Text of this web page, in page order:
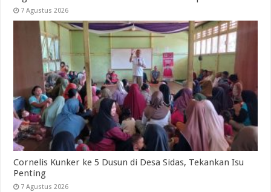
7 Agustus 2026
Cornelis Kunker ke 5 Dusun di Desa Sidas, Tekankan Isu
Penting
7 Agustus 2026